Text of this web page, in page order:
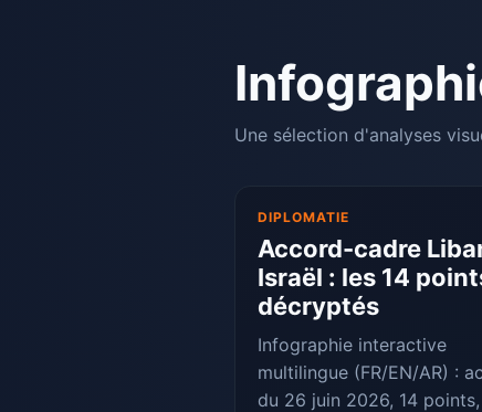
Une sélection d'analyses
DIPLOMATIE
Accord-cadre
Israël : les 14
décryptés
Infographie interactive
multilingue (FR/EN/AR) :
du 26 juin 2026, 14